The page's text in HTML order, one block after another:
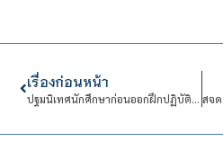
เรื่องก่อนหน้า
ปฐมนิเทศนักศึกษาก่อนออกฝึกปฏิบัติงานวิชาชีพ (รอบเช้า)